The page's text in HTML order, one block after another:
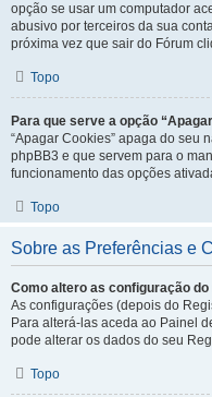
opção se usar um computador
abusivo por terceiros da sua
próxima vez que sair do Fórum
Topo
Para que serve a opção
“Apagar Cookies” apaga do seu
phpBB3 e que servem para o
funcionamento das opções
Topo
Sobre as Preferências e
Como altero as configuração
As configurações (depois do
Para alterá-las aceda ao Painel
pode alterar os dados do seu
Topo